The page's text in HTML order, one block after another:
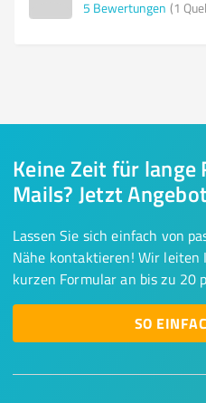
5 Bewertungen (1
Keine Zeit für lange
Mails? Jetzt
Lassen Sie sich einfach von
Nähe kontaktieren! Wir leiten
kurzen Formular an bis zu 20
SO